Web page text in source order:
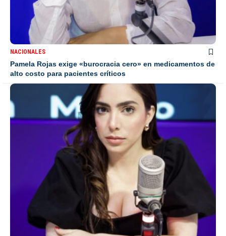
NACIONALES
Pamela Rojas exige «burocracia cero» en medicamentos de
alto costo para pacientes críticos